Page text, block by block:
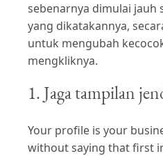
sebenarnya dimulai jauh
yang dikatakannya,
untuk mengubah
mengkliknya.
1. Jaga tampilan
Your profile is your
without saying that first